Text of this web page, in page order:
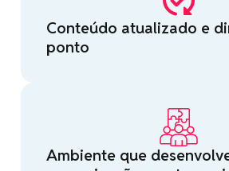
Conteúdo atualizado e
ponto
Ambiente que